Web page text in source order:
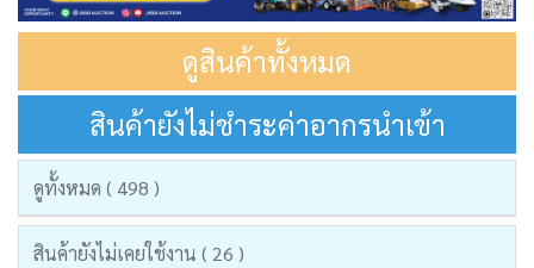
ดูสินค้าทั้งหมด
สินค้ายังไม่ชำระค่าอากรนำเข้า
ดูทั้งหมด ( 498 )
สินค้ายังไม่เคยใช้งาน ( 26 )